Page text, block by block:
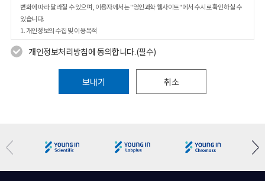
변화에 따라 달라질 수 있으며, 이용자께서는 "영인과학 웹사이트"에서 수시로 확인하실 수
있습니다.
1. 개인정보의 수집 및 이용목적
2. 개인정보수집에 대한 동의
3. 개인정보의 수집항목 및 수집방법
5. 개인정보 취급 위탁사항
6. 개인정보의 열람, 정정, 동의철회(회원탈퇴) 방법
11. 의견수렴 및 불만처리
13. 개인정보 관리책임자 등
개인정보처리방침에 동의합니다.(필수)
보내기 취소